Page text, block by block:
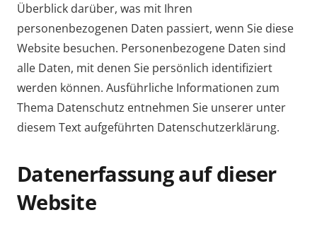
Überblick darüber, was mit Ihren
personenbezogenen Daten passiert, wenn Sie diese
Website besuchen. Personenbezogene Daten sind
alle Daten, mit denen Sie persönlich identifiziert
werden können. Ausführliche Informationen zum
Thema Datenschutz entnehmen Sie unserer unter
diesem Text aufgeführten Datenschutzerklärung.
Datenerfassung auf dieser
Website